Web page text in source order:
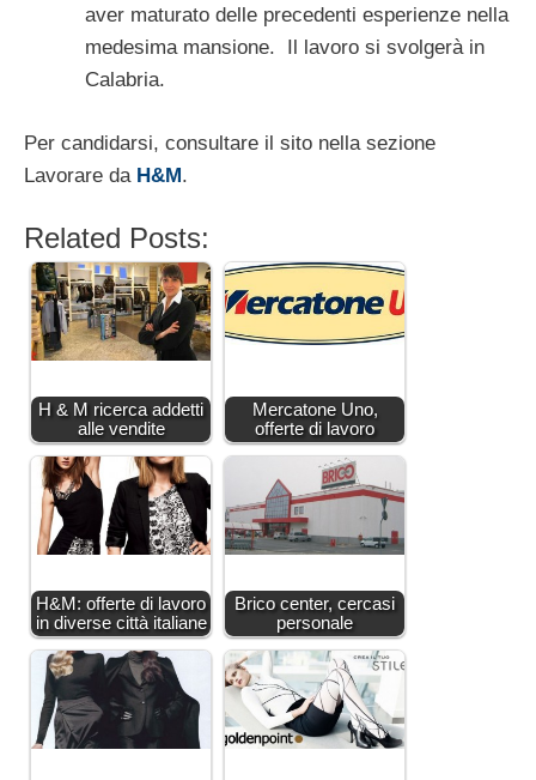
aver maturato delle precedenti esperienze nella
medesima mansione. Il lavoro si svolgerà in
Calabria.
Per candidarsi, consultare il sito nella sezione
Lavorare da H&M.
Related Posts:
H & M ricerca addetti
alle vendite
Mercatone Uno,
offerte di lavoro
H&M: offerte di lavoro
in diverse città italiane
Brico center, cercasi
personale